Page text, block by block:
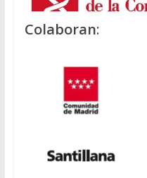
Colaboran: